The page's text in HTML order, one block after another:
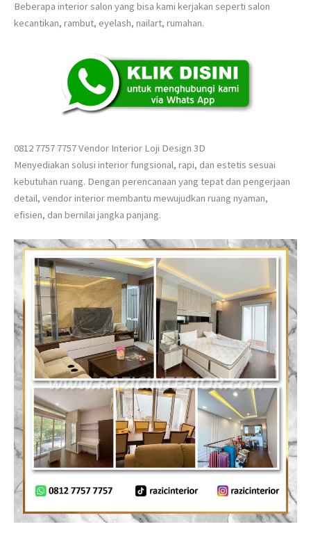
Beberapa interior salon yang bisa kami kerjakan seperti salon
kecantikan, rambut, eyelash, nailart, rumahan.
0812 7757 7757 Vendor Interior Loji Design 3D
Menyediakan solusi interior fungsional, rapi, dan estetis sesuai
kebutuhan ruang. Dengan perencanaan yang tepat dan pengerjaan
detail, vendor interior membantu mewujudkan ruang nyaman,
efisien, dan bernilai jangka panjang.